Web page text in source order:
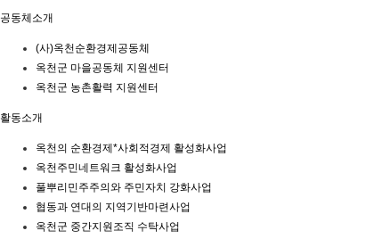
공동체소개
(사)옥천순환경제공동체
옥천군 마을공동체 지원센터
옥천군 농촌활력 지원센터
활동소개
옥천의 순환경제*사회적경제 활성화사업
옥천주민네트워크 활성화사업
풀뿌리민주주의와 주민자치 강화사업
협동과 연대의 지역기반마련사업
옥천군 중간지원조직 수탁사업